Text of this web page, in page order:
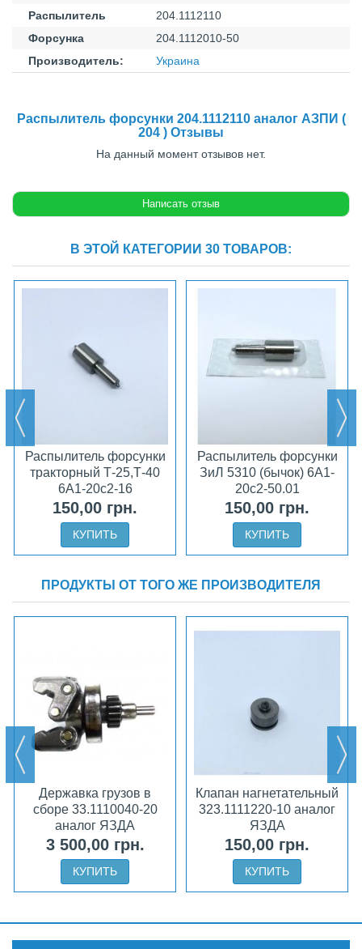
Распылитель
204.1112110
Форсунка
204.1112010-50
Производитель:
Украина
Распылитель форсунки 204.1112110 аналог АЗПИ (
204 ) Отзывы
На данный момент отзывов нет.
В ЭТОЙ КАТЕГОРИИ 30 ТОВАРОВ:
Распылитель форсунки
тракторный Т-25,Т-40
6А1-20с2-16
150,00 грн.
КУПИТЬ
Распылитель форсунки
ЗиЛ 5310 (бычок) 6А1-
20с2-50.01
150,00 грн.
КУПИТЬ
ПРОДУКТЫ ОТ ТОГО ЖЕ ПРОИЗВОДИТЕЛЯ
Державка грузов в
сборе 33.1110040-20
аналог ЯЗДА
3 500,00 грн.
КУПИТЬ
Клапан нагнетательный
323.1111220-10 аналог
ЯЗДА
150,00 грн.
КУПИТЬ